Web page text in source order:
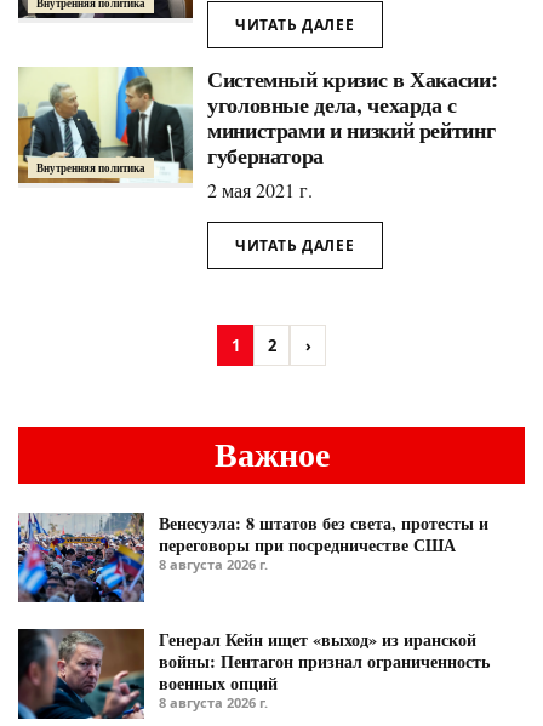
ЧИТАТЬ ДАЛЕЕ
Внутренняя политика
Системный кризис в Хакасии:
уголовные дела, чехарда с
министрами и низкий рейтинг
губернатора
2 мая 2021 г.
ЧИТАТЬ ДАЛЕЕ
1 2 ›
Важное
Венесуэла: 8 штатов без света, протесты и
переговоры при посредничестве США
8 августа 2026 г.
Генерал Кейн ищет «выход» из иранской
войны: Пентагон признал ограниченность
военных опций
8 августа 2026 г.